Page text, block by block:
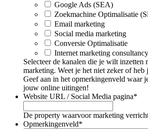
Google Ads (SEA)
Zoekmachine Optimalisatie
Email marketing
Social media marketing
Conversie Optimalisatie
Internet marketing consultancy
Selecteer de kanalen die je wilt inzetten
marketing. Weet je het niet zeker of heb
Geef aan in het opmerkingenveld waar
jouw online uitingen!
Website URL / Social Media pagina*
De property waarvoor marketing
Opmerkingenveld*